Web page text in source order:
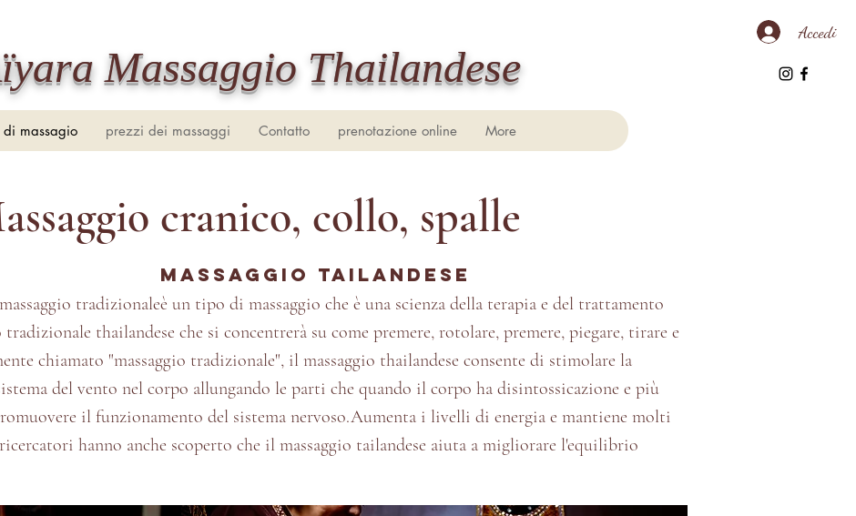
Accedi
Massaggio Thailandese
di massagio prezzi dei massaggi Contatto prenotazione online More
cranico, collo, spalle
massaggio tailandese
tradizionaleè un tipo di massaggio che è una scienza della terapia e del trattamento
thailandese che si concentrerà su come premere, rotolare, premere, piegare, tirare e
chiamato "massaggio tradizionale", il massaggio thailandese consente di stimolare la
del vento nel corpo allungando le parti che quando il corpo ha disintossicazione e più
il funzionamento del sistema nervoso.Aumenta i livelli di energia e mantiene molti
hanno anche scoperto che il massaggio tailandese aiuta a migliorare l'equilibrio